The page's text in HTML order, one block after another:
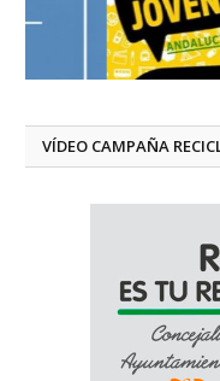
VÍDEO CAMPAÑA